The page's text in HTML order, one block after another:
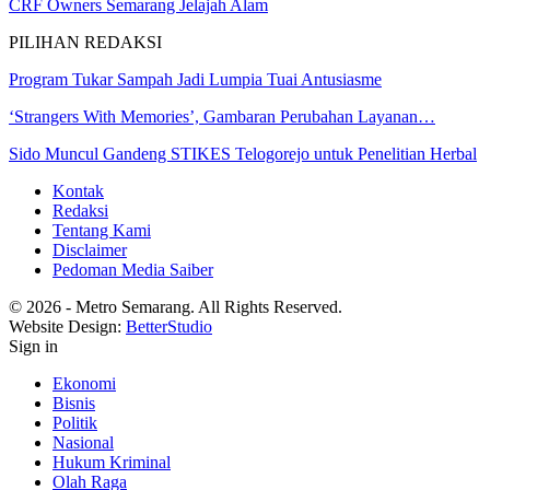
CRF Owners Semarang Jelajah Alam
PILIHAN REDAKSI
Program Tukar Sampah Jadi Lumpia Tuai Antusiasme
‘Strangers With Memories’, Gambaran Perubahan Layanan…
Sido Muncul Gandeng STIKES Telogorejo untuk Penelitian Herbal
Kontak
Redaksi
Tentang Kami
Disclaimer
Pedoman Media Saiber
© 2026 - Metro Semarang. All Rights Reserved.
Website Design: BetterStudio
Sign in
Ekonomi
Bisnis
Politik
Nasional
Hukum Kriminal
Olah Raga